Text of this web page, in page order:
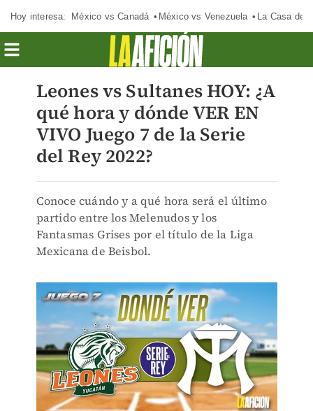
Hoy interesa: México vs Canadá México vs Venezuela La Casa de
Leones vs Sultanes HOY: ¿A
qué hora y dónde VER EN
VIVO Juego 7 de la Serie
del Rey 2022?
Conoce cuándo y a qué hora será el último
partido entre los Melenudos y los
Fantasmas Grises por el título de la Liga
Mexicana de Beisbol.